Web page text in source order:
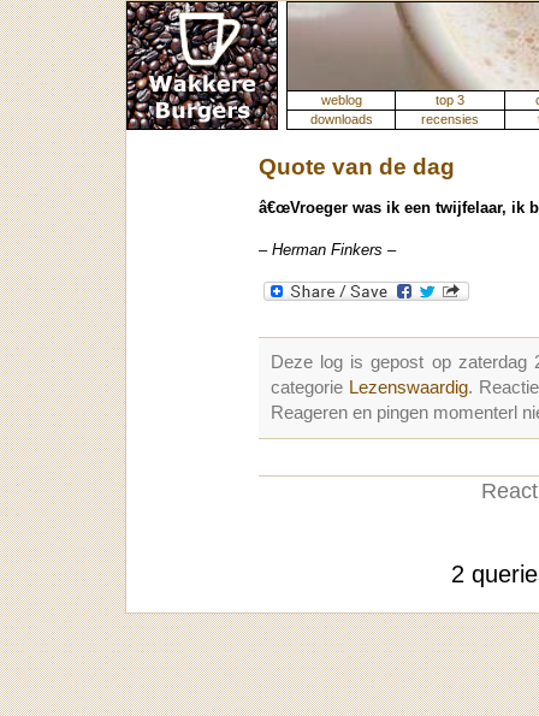
weblog top 3
downloads
recensies
Quote van de dag
â€œVroeger was ik een twijfelaar, ik
– Herman Finkers –
Deze log is gepost op zaterdag
categorie Lezenswaardig.
Reageren en pingen momenterl
2